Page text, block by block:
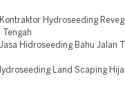
Hydroseeding
Tengah
Hidroseeding Bahu Jalan
Land Scaping